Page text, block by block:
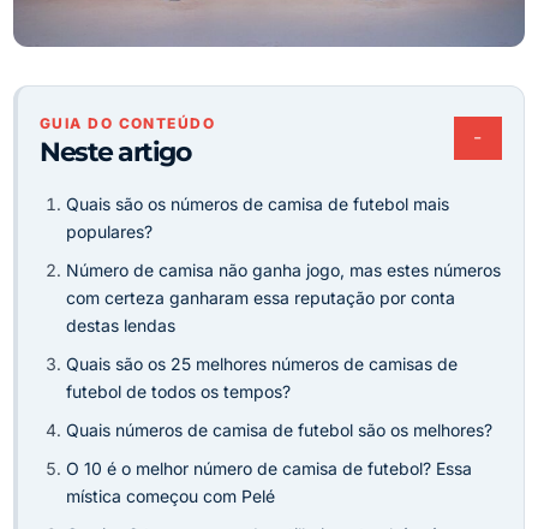
GUIA DO CONTEÚDO
Neste artigo −
Quais são os números de camisa de futebol mais
populares?
Número de camisa não ganha jogo, mas estes números
com certeza ganharam essa reputação por conta
destas lendas
Quais são os 25 melhores números de camisas de
futebol de todos os tempos?
Quais números de camisa de futebol são os melhores?
O 10 é o melhor número de camisa de futebol? Essa
mística começou com Pelé